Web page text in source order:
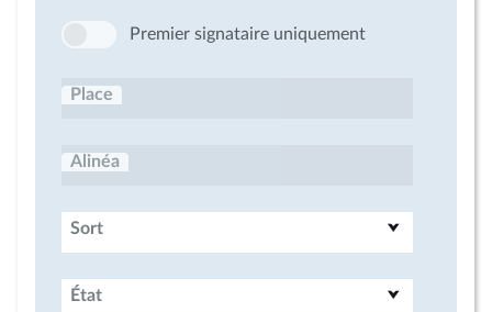
Premier signataire uniquement
Place
Alinéa
Sort
État